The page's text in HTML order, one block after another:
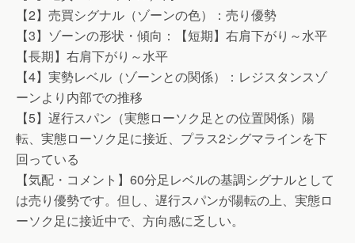
【2】売買シグナル（ゾーンの色）：売り優勢
【3】ゾーンの形状・傾向：【短期】右肩下がり～水平
【長期】右肩下がり～水平
【4】実勢レベル（ゾーンとの関係）：レジスタンスゾ
ーンより内部での推移
【5】遅行スパン（実態ローソク足との位置関係）陽
転、実態ローソク足に接近、プラス2シグマラインを下
回っている
【気配・コメント】60分足レベルの基調シグナルとして
は売り優勢です。但し、遅行スパンが陽転の上、実態ロ
ーソク足に接近中で、方向感に乏しい。